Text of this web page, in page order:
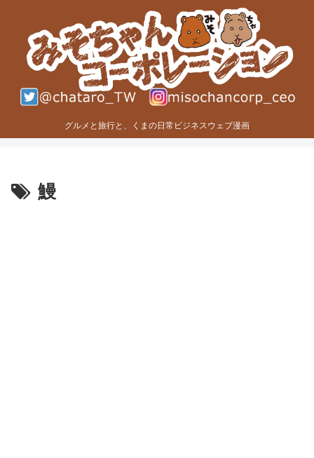
グルメと旅行と、くまの日常ビジネスウェブ漫画
鰻